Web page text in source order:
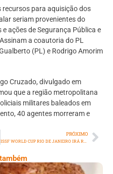
recursos para aquisição dos
seriam provenientes do
ações de Segurança Pública e
a coautoria do PL
(PL) e Rodrigo Amorim
Cruzado, divulgado em
que a região metropolitana
militares baleados em
40 agentes morreram e
PRÓXIMO